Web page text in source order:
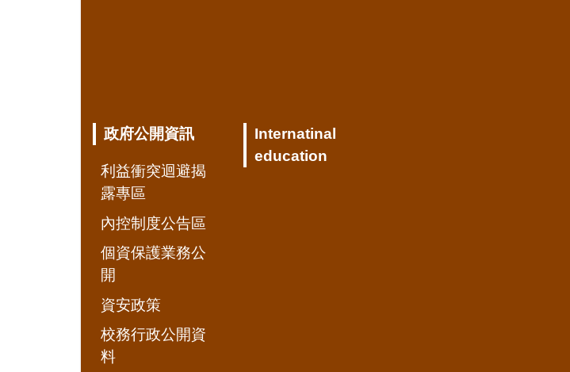
政府公開資訊
利益衝突迴避揭
露專區
內控制度公告區
個資保護業務公
開
資安政策
校務行政公開資
料
Internatinal
education